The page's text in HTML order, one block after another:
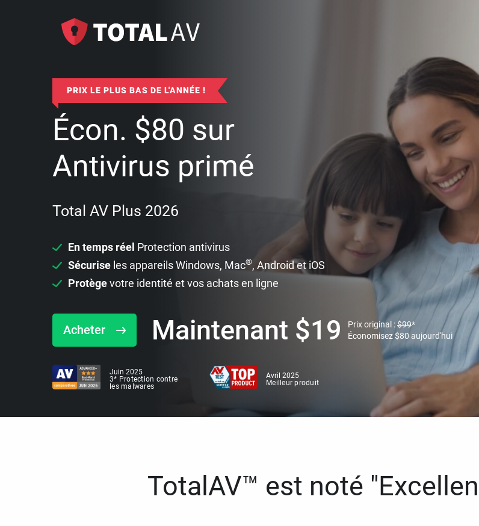
PRIX LE PLUS BAS DE L'ANNÉE !
Écon. $80 sur
Antivirus primé
Total AV Plus 2026
En temps réel Protection antivirus
Sécurise les appareils Windows, Mac®, Android et iOS
Protègevotre identité et vos achats en ligne
Acheter Maintenant $19 Prix original :$99*
Économisez$80 aujourd'hui
Juin 2025
3* Protection contre
les malwares
Avril 2025
Meilleur produit
TotalAV™ est noté